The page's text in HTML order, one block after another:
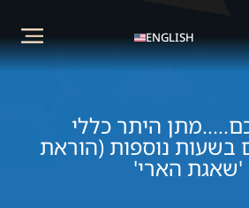
ENGLISH
היתר כללי
בשעות נוספות (הוראת
הארי'